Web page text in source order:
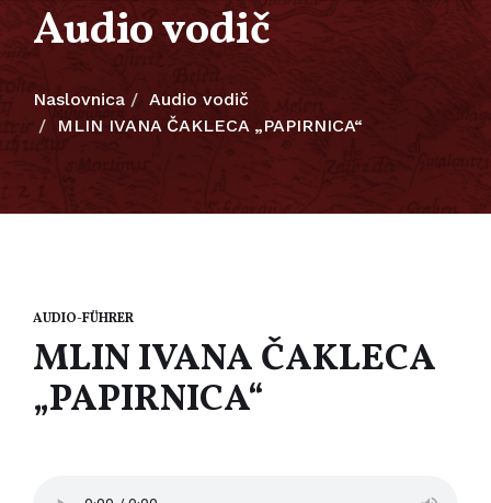
Audio vodič
Naslovnica
Audio vodič
MLIN IVANA ČAKLECA „PAPIRNICA“
AUDIO-FÜHRER
MLIN IVANA ČAKLECA
„PAPIRNICA“